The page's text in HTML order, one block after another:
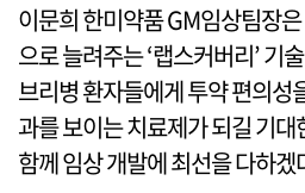
이문희 한미약품 GM임상팀장
으로 늘려주는 ‘랩스커버리’ 기
브리병 환자들에게 투약 편의성
과를 보이는 치료제가 되길 기
함께 임상 개발에 최선을 다하겠